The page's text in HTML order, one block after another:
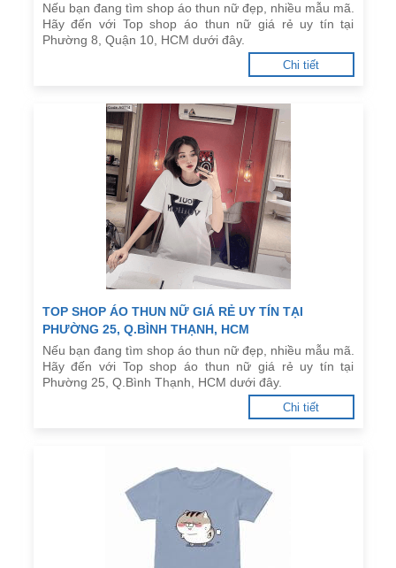
Nếu bạn đang tìm shop áo thun nữ đẹp, nhiều mẫu mã.
Hãy đến với Top shop áo thun nữ giá rẻ uy tín tại
Phường 8, Quận 10, HCM dưới đây.
Chi tiết
TOP SHOP ÁO THUN NỮ GIÁ RẺ UY TÍN TẠI
PHƯỜNG 25, Q.BÌNH THẠNH, HCM
Nếu bạn đang tìm shop áo thun nữ đẹp, nhiều mẫu mã.
Hãy đến với Top shop áo thun nữ giá rẻ uy tín tại
Phường 25, Q.Bình Thạnh, HCM dưới đây.
Chi tiết